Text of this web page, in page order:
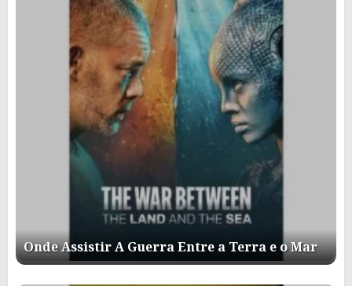
Onde Assistir A Guerra Entre a Terra e o Mar